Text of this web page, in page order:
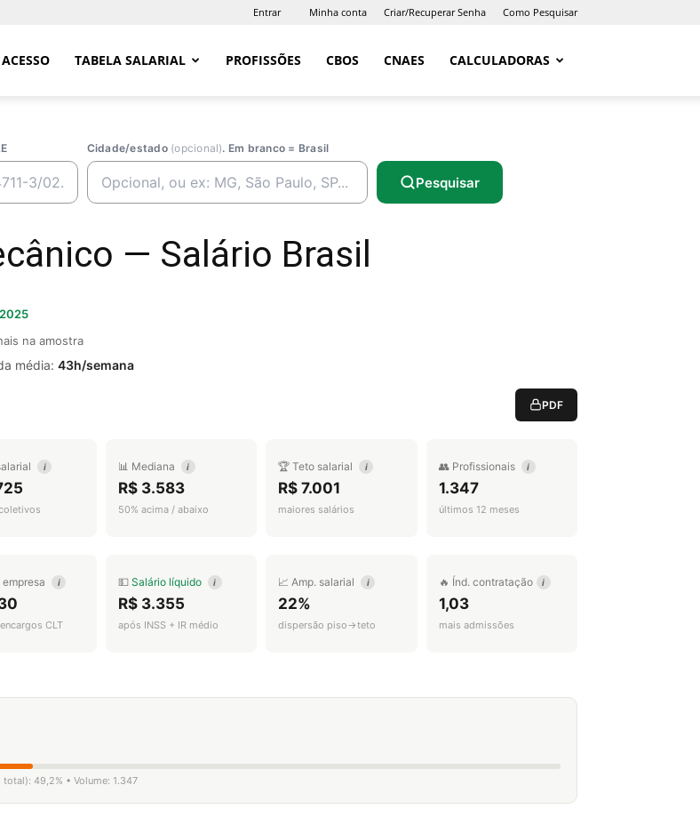
Entrar Minha conta Criar/Recuperar Senha Como Pesquisar
TABELA SALARIAL PROFISSÕES CBOS CNAES CALCULADORAS
Cidade/estado (opcional). Em branco = Brasil
Pesquisar
— Salário Brasil
na amostra
média: 43h/semana
PDF
i 📊 Mediana i
R$ 3.583
50% acima / abaixo
🏆 Teto salarial i
R$ 7.001
maiores salários
👥 Profissionais i
1.347
últimos 12 meses
i
CLT
💵 Salário líquido i
R$ 3.355
após INSS + IR médio
📈 Amp. salarial i
22%
dispersão piso→teto
🔥 Índ. contratação i
1,03
mais admissões
49,2% • Volume: 1.347